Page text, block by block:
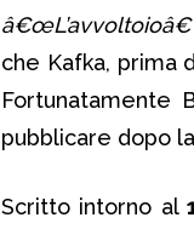
â€œL’avvoltoioâ€
che Kafka, prima
Fortunatamente
pubblicare dopo
Scritto intorno al